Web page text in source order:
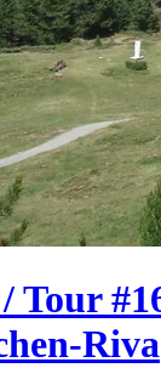
Tour
Riva